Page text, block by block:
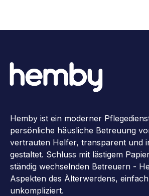
Hemby ist ein moderner
persönliche häusliche Betreuung
vertrauten Helfer, transparent und
gestaltet. Schluss mit lästigem
ständig wechselnden Betreuern -
Aspekten des Älterwerdens,
unkompliziert.